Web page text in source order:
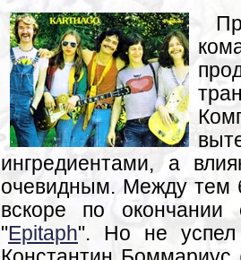
ингредиентами, а
очевидным. Между тем
вскоре по
"Epitaph". Но не успел